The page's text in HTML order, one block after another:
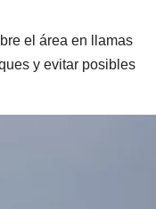
el área en llamas
y evitar posibles